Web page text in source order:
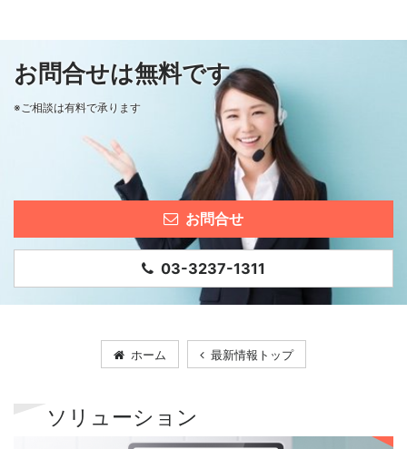
お問合せは無料です
※ご相談は有料で承ります
お問合せ
03-3237-1311
ホーム 最新情報トップ
ソリューション